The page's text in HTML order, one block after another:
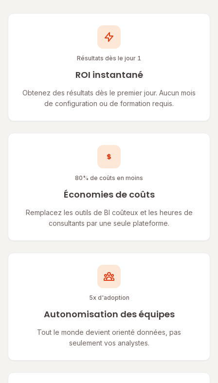
Résultats dès le jour 1
ROI instantané
Obtenez des résultats dès le premier jour. Aucun mois
de configuration ou de formation requis.
80% de coûts en moins
Économies de coûts
Remplacez les outils de BI coûteux et les heures de
consultants par une seule plateforme.
5x d'adoption
Autonomisation des équipes
Tout le monde devient orienté données, pas
seulement vos analystes.